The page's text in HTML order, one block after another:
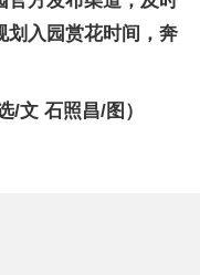
划入园赏花时间，奔
/文 石照昌/图）